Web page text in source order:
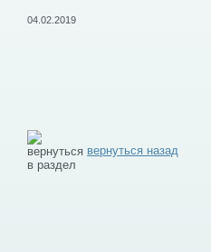
04.02.2019
вернуться назад